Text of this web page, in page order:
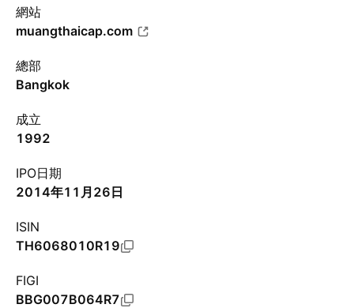
網站
muangthaicap.com
總部
Bangkok
成立
1992
IPO日期
2014年11月26日
ISIN
TH6068010R19
FIGI
BBG007B064R7